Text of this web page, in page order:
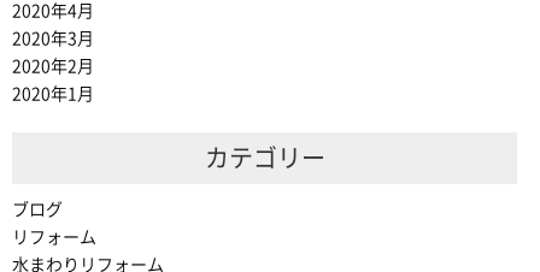
2020年4月
2020年3月
2020年2月
2020年1月
カテゴリー
ブログ
リフォーム
水まわりリフォーム